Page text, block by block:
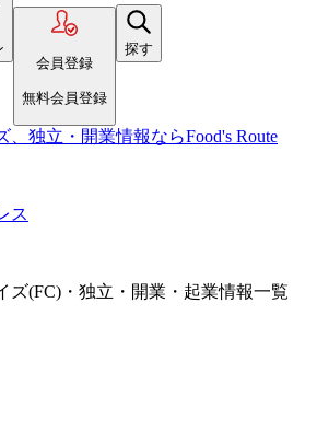
会員登録
無料会員登録
探す
独立・開業情報ならFood's Route
ス
ズ(FC)・独立・開業・起業情報一覧